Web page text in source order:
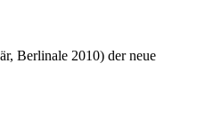
Berlinale 2010) der neue